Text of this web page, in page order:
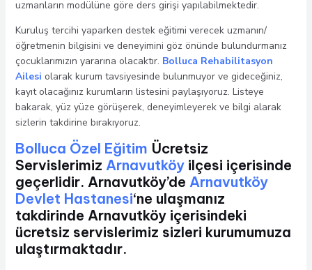
uzmanların modülüne göre ders girişi yapılabilmektedir.
Kuruluş tercihi yaparken destek eğitimi verecek uzmanın/
öğretmenin bilgisini ve deneyimini göz önünde bulundurmanız
çocuklarımızın yararına olacaktır. Bolluca Rehabilitasyon
Ailesi olarak kurum tavsiyesinde bulunmuyor ve gideceğiniz,
kayıt olacağınız kurumların listesini paylaşıyoruz. Listeye
bakarak, yüz yüze görüşerek, deneyimleyerek ve bilgi alarak
sizlerin takdirine bırakıyoruz.
Bolluca Özel Eğitim Ücretsiz
Servislerimiz Arnavutköyilçesi içerisinde
geçerlidir. Arnavutköy’de Arnavutköy
Devlet Hastanesi‘ne ulaşmanız
takdirinde Arnavutköy içerisindeki
ücretsiz servislerimiz sizleri kurumumuza
ulaştırmaktadır.